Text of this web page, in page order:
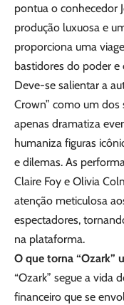
pontua o conhecedor
produção luxuosa e
proporciona uma
bastidores do poder e
Deve-se salientar a
Crown” como um dos
apenas dramatiza
humaniza figuras
e dilemas. As
Claire Foy e Olivia
atenção meticulosa
espectadores,
na plataforma.
O que torna “Ozark”
“Ozark” segue a vida
financeiro que se